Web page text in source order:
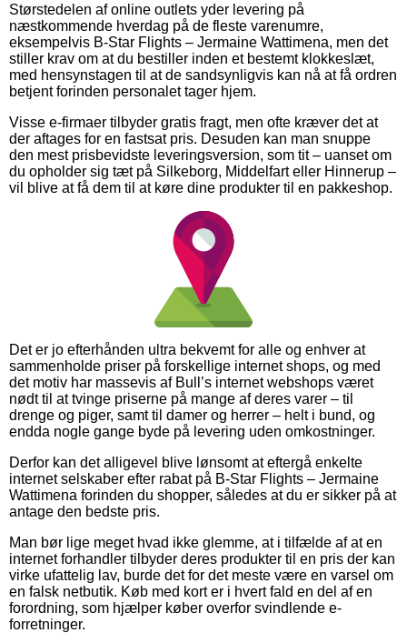
Størstedelen af online outlets yder levering på
næstkommende hverdag på de fleste varenumre,
eksempelvis B-Star Flights – Jermaine Wattimena, men det
stiller krav om at du bestiller inden et bestemt klokkeslæt,
med hensynstagen til at de sandsynligvis kan nå at få ordren
betjent forinden personalet tager hjem.
Visse e-firmaer tilbyder gratis fragt, men ofte kræver det at
der aftages for en fastsat pris. Desuden kan man snuppe
den mest prisbevidste leveringsversion, som tit – uanset om
du opholder sig tæt på Silkeborg, Middelfart eller Hinnerup –
vil blive at få dem til at køre dine produkter til en pakkeshop.
Det er jo efterhånden ultra bekvemt for alle og enhver at
sammenholde priser på forskellige internet shops, og med
det motiv har massevis af Bull’s internet webshops været
nødt til at tvinge priserne på mange af deres varer – til
drenge og piger, samt til damer og herrer – helt i bund, og
endda nogle gange byde på levering uden omkostninger.
Derfor kan det alligevel blive lønsomt at eftergå enkelte
internet selskaber efter rabat på B-Star Flights – Jermaine
Wattimena forinden du shopper, således at du er sikker på at
antage den bedste pris.
Man bør lige meget hvad ikke glemme, at i tilfælde af at en
internet forhandler tilbyder deres produkter til en pris der kan
virke ufattelig lav, burde det for det meste være en varsel om
en falsk netbutik. Køb med kort er i hvert fald en del af en
forordning, som hjælper køber overfor svindlende e-
forretninger.